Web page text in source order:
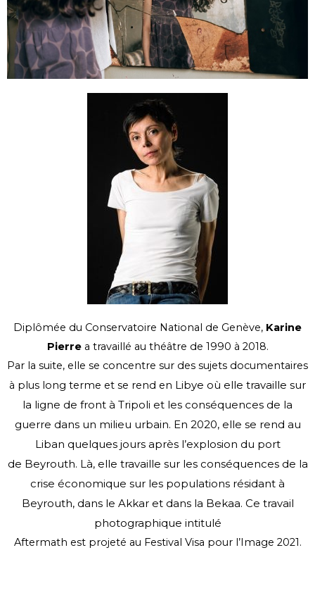
Diplômée du Conservatoire National de Genève, Karine
Pierre a travaillé au théâtre de 1990 à 2018.
Par la suite, elle se concentre sur des sujets documentaires
à plus long terme et se rend en Libye où elle travaille sur
la ligne de front à Tripoli et les conséquences de la
guerre dans un milieu urbain. En 2020, elle se rend au
Liban quelques jours après l’explosion du port
de Beyrouth. Là, elle travaille sur les conséquences de la
crise économique sur les populations résidant à
Beyrouth, dans le Akkar et dans la Bekaa. Ce travail
photographique intitulé
Aftermath est projeté au Festival Visa pour l’Image 2021.